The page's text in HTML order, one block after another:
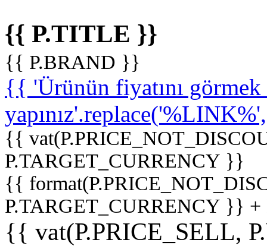
{{ P.TITLE }}
{{ P.BRAND }}
{{ 'Ürünün fiyatını
{{
P.TARGET_CURRENCY }}
{{
P.TARGET_CURRENCY }}
{{ vat(P.PRICE_SELL,